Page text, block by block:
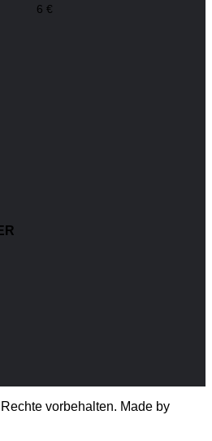
6 €
vorbehalten. Made by